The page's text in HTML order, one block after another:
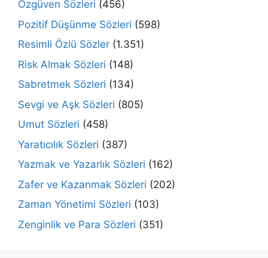
Özgüven Sözleri (456)
Pozitif Düşünme Sözleri (598)
Resimli Özlü Sözler (1.351)
Risk Almak Sözleri (148)
Sabretmek Sözleri (134)
Sevgi ve Aşk Sözleri (805)
Umut Sözleri (458)
Yaratıcılık Sözleri (387)
Yazmak ve Yazarlık Sözleri (162)
Zafer ve Kazanmak Sözleri (202)
Zaman Yönetimi Sözleri (103)
Zenginlik ve Para Sözleri (351)